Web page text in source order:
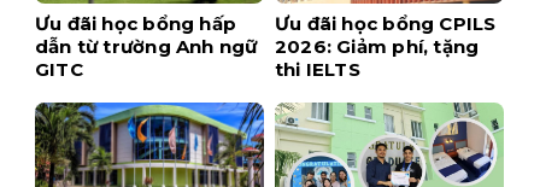
Ưu đãi học bổng hấp
dẫn từ trường Anh ngữ
GITC
Ưu đãi học bổng CPILS
2026: Giảm phí, tặng
thi IELTS